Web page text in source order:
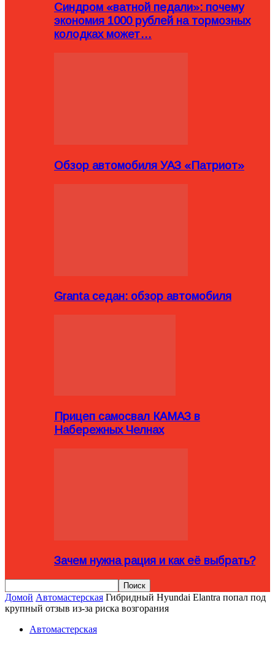
Синдром «ватной педали»: почему
экономия 1000 рублей на тормозных
колодках может…
Обзор автомобиля УАЗ «Патриот»
Granta седан: обзор автомобиля
Прицеп самосвал КАМАЗ в
Набережных Челнах
Зачем нужна рация и как её выбрать?
Домой Автомастерская Гибридный Hyundai Elantra попал под
крупный отзыв из-за риска возгорания
Автомастерская